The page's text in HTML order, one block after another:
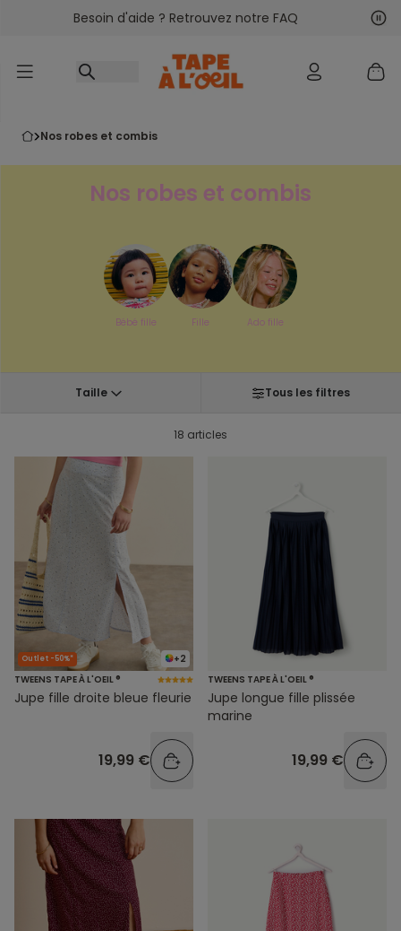
Accéder au contenu
Besoin d'aide ? Retrouvez notre FAQ
nos robes et combis
Nos robes et combis
Bébé fille Fille Ado fille
Taille Tous les filtres
18 articles
+2
Outlet -50%*
TWEENS TAPE À L'OEIL ®
Jupe fille droite bleue fleurie
19,99 €
TWEENS TAPE À L'OEIL ®
Jupe longue fille plissée
marine
19,99 €